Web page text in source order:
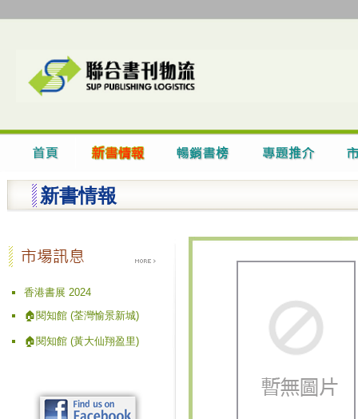
新書情報
香港書展 2024
🏠閱知館 (荃灣愉景新城)
🏠閱知館 (黃大仙翔盈里)